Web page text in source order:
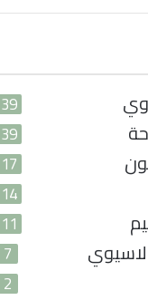
39
39
17
14
11
7
2